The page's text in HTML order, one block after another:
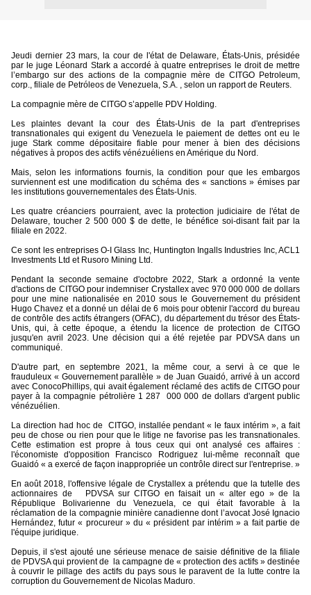
Jeudi dernier 23 mars, la cour de l'état de Delaware, États-Unis, présidée
par le juge Léonard Stark a accordé à quatre entreprises le droit de mettre
l’embargo sur des actions de la compagnie mère de CITGO Petroleum,
corp., filiale de Petróleos de Venezuela, S.A. , selon un rapport de Reuters.
La compagnie mère de CITGO s’appelle PDV Holding.
Les plaintes devant la cour des États-Unis de la part d'entreprises
transnationales qui exigent du Venezuela le paiement de dettes ont eu le
juge Stark comme dépositaire fiable pour mener à bien des décisions
négatives à propos des actifs vénézuéliens en Amérique du Nord.
Mais, selon les informations fournis, la condition pour que les embargos
surviennent est une modification du schéma des « sanctions » émises par
les institutions gouvernementales des États-Unis.
Les quatre créanciers pourraient, avec la protection judiciaire de l'état de
Delaware, toucher 2 500 000 $ de dette, le bénéfice soi-disant fait par la
filiale en 2022.
Ce sont les entreprises O-I Glass Inc, Huntington Ingalls Industries Inc, ACL1
Investments Ltd et Rusoro Mining Ltd.
Pendant la seconde semaine d'octobre 2022, Stark a ordonné la vente
d'actions de CITGO pour indemniser Crystallex avec 970 000 000 de dollars
pour une mine nationalisée en 2010 sous le Gouvernement du président
Hugo Chavez et a donné un délai de 6 mois pour obtenir l'accord du bureau
de contrôle des actifs étrangers (OFAC), du département du trésor des États-
Unis, qui, à cette époque, a étendu la licence de protection de CITGO
jusqu'en avril 2023. Une décision qui a été rejetée par PDVSA dans un
communiqué.
D'autre part, en septembre 2021, la même cour, a servi à ce que le
frauduleux « Gouvernement parallèle » de Juan Guaidó, arrivé à un accord
avec ConocoPhillips, qui avait également réclamé des actifs de CITGO pour
payer à la compagnie pétrolière 1 287
000 000 de dollars d'argent public
vénézuélien.
La direction had hoc de
CITGO, installée pendant « le faux intérim », a fait
peu de chose ou rien pour que le litige ne favorise pas les transnationales.
Cette estimation est propre à tous ceux qui ont analysé ces affaires :
l'économiste d'opposition Francisco Rodriguez lui-même reconnaît que
Guaidó « a exercé de façon inappropriée un contrôle direct sur l'entreprise. »
En août 2018, l'offensive légale de Crystallex a prétendu que la tutelle des
actionnaires de
PDVSA sur CITGO en faisait un « alter ego » de la
République Bolivarienne du Venezuela, ce qui était favorable à la
réclamation de la compagnie minière canadienne dont l’avocat José Ignacio
Hernández, futur « procureur » du « président par intérim » a fait partie de
l'équipe juridique.
Depuis, il s'est ajouté une sérieuse menace de saisie définitive de la filiale
de PDVSA qui provient de
la campagne de « protection des actifs » destinée
à couvrir le pillage des actifs du pays sous le paravent de la lutte contre la
corruption du Gouvernement de Nicolas Maduro.